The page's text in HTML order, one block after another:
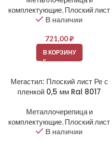
комплектующие, Плоский лист
В наличии
721,00₽
В КОРЗИНУ
Мегастил: Плоский лист Ре с
пленкой 0,5 мм Ral 8017
Металлочерепица и
комплектующие, Плоский лист
В наличии